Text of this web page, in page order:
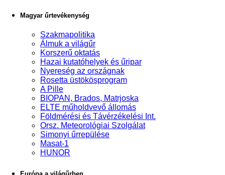
Magyar űrtevékenység
Szakmapolitika
Álmuk a világűr
Korszerű oktatás
Hazai kutatóhelyek és űripar
Nyereség az országnak
Rosetta üstökösprogram
A Pille
BIOPAN, Brados, Matrjoska
ELTE műholdvevő állomás
Földmérési és Távérzékelési Int.
Orsz. Meteorológiai Szolgálat
Simonyi űrrepülése
Masat-1
HUNOR